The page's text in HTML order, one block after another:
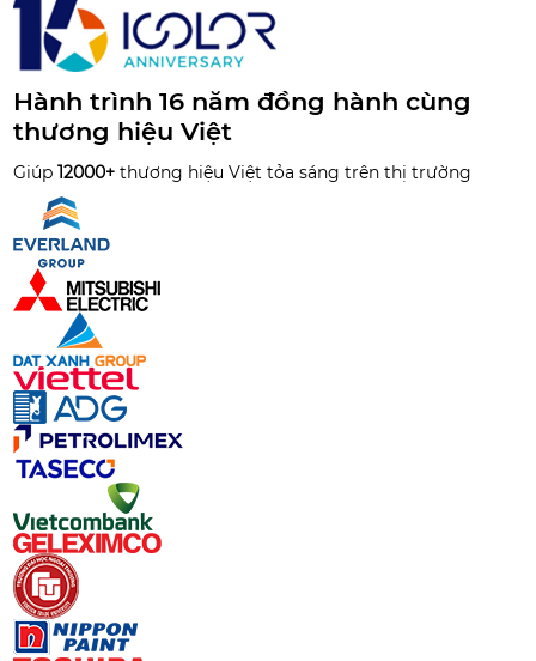
Hành trình 16 năm đồng hành cùng
thương hiệu Việt
Giúp12000+ thương hiệu Việt tỏa sáng trên thị trường